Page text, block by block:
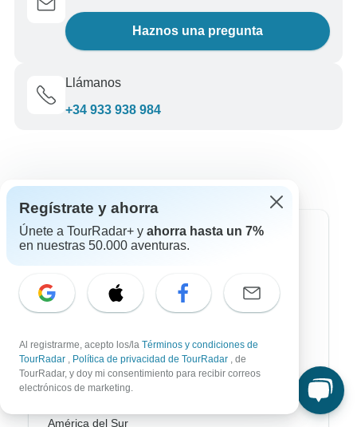
Haznos una pregunta
Llámanos
+34 933 938 984
Destinos más populares
Asia
Europa
Latin América
América del Sur
Regístrate y ahorra
Únete a TourRadar+ y ahorra hasta un 7%
en nuestras 50.000 aventuras.
Al registrarme, acepto los/la Términos y condiciones de
TourRadar , Política de privacidad de TourRadar , de
TourRadar, y doy mi consentimiento para recibir correos
electrónicos de marketing.